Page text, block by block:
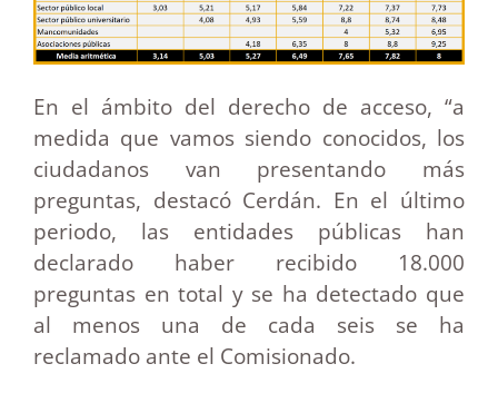
En el ámbito del derecho de acceso, “a
medida que vamos siendo conocidos, los
ciudadanos van presentando más
preguntas, destacó Cerdán. En el último
periodo, las entidades públicas han
declarado haber recibido 18.000
preguntas en total y se ha detectado que
al menos una de cada seis se ha
reclamado ante el Comisionado.